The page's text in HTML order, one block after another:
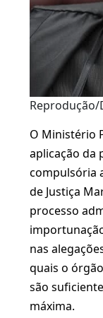
Reprodução/
O Ministério
aplicação da
compulsória
de Justiça
processo
nas
quais o
são
máxima.